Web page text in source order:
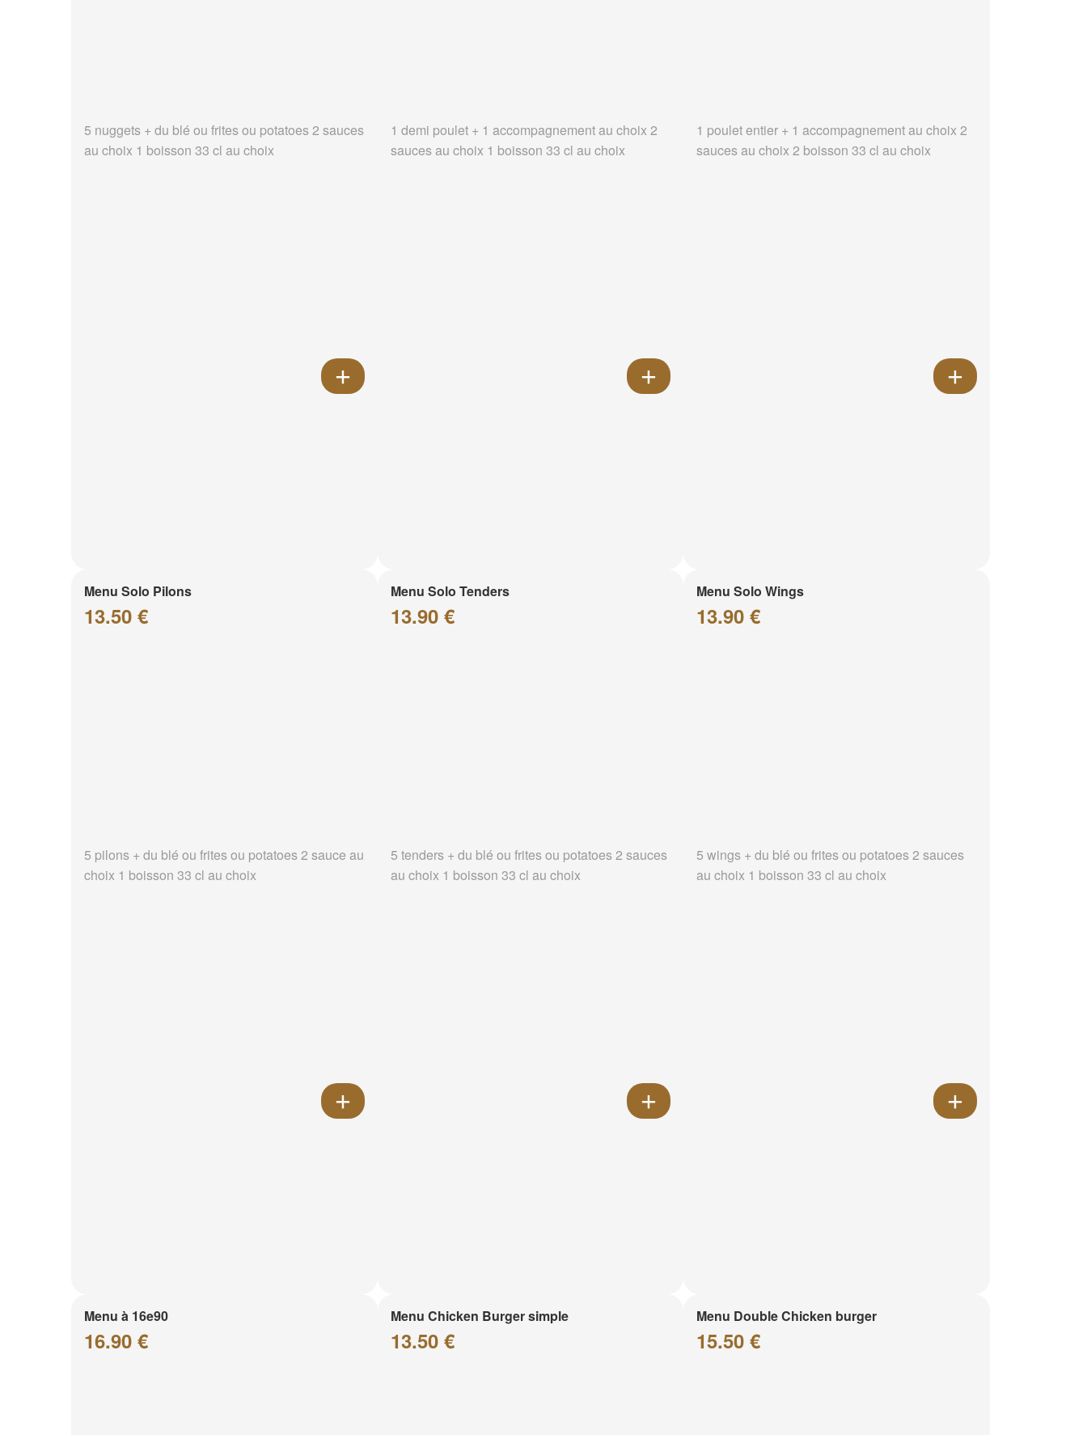
5 nuggets + du blé ou frites ou potatoes 2 sauces
au choix 1 boisson 33 cl au choix
1 demi poulet + 1 accompagnement au choix 2
sauces au choix 1 boisson 33 cl au choix
1 poulet entier + 1 accompagnement au choix 2
sauces au choix 2 boisson 33 cl au choix
Menu Solo Pilons
13.50 €
5 pilons + du blé ou frites ou potatoes 2 sauce au
choix 1 boisson 33 cl au choix
Menu Solo Tenders
13.90 €
5 tenders + du blé ou frites ou potatoes 2 sauces
au choix 1 boisson 33 cl au choix
Menu Solo Wings
13.90 €
5 wings + du blé ou frites ou potatoes 2 sauces
au choix 1 boisson 33 cl au choix
Menu à 16e90
16.90 €
Menu Chicken Burger simple
13.50 €
Menu Double Chicken burger
15.50 €